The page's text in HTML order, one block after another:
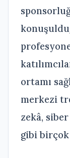
ortamı
merkezi
zekâ,
gibi